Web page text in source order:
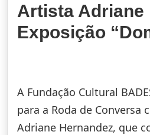
Artista Adriane
Exposição
A Fundação Cultural
para a Roda de Conversa
Adriane Hernandez, que